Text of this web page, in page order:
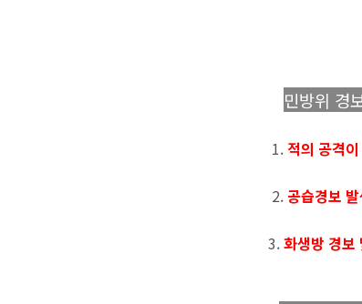
민방위 경
1. 적의 공격
2. 공습경보 발
3.화생방 경보